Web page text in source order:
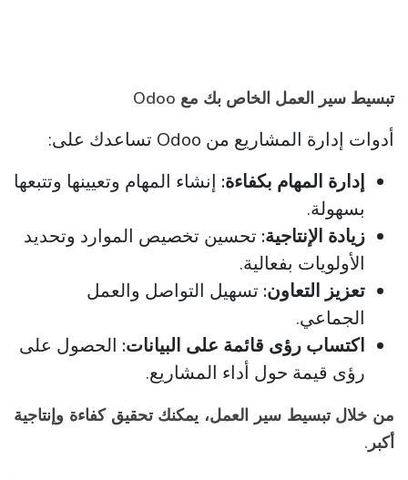
تبسيط سير العمل الخاص بك مع Odoo
أدوات إدارة المشاريع من Odoo تساعدك على:
إدارة المهام بكفاءة: إنشاء المهام وتعيينها وتتبعها
بسهولة.
زيادة الإنتاجية: تحسين تخصيص الموارد وتحديد
الأولويات بفعالية.
تعزيز التعاون: تسهيل التواصل والعمل
الجماعي.
اكتساب رؤى قائمة على البيانات: الحصول على
رؤى قيمة حول أداء المشاريع.
من خلال تبسيط سير العمل، يمكنك تحقيق كفاءة وإنتاجية
أكبر.